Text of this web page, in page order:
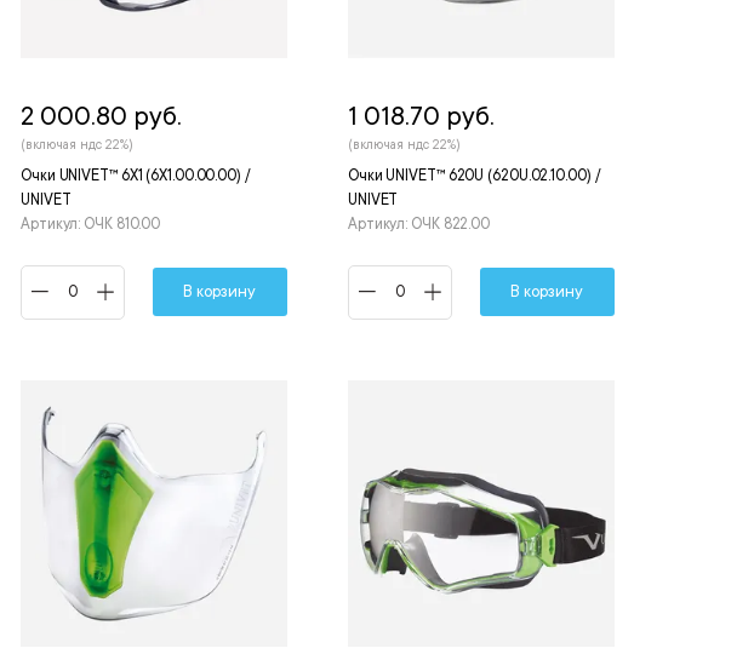
Очки UNIVET™ 6Х1 (6Х1.00.00.00) /
UNIVET
Артикул: ОЧК 810.00
2 000.80 руб.
(включая ндс 22%)
В корзину
Очки UNIVET™ 620U (620U.02.10.00) /
UNIVET
Артикул: ОЧК 822.00
1 018.70 руб.
(включая ндс 22%)
В корзину